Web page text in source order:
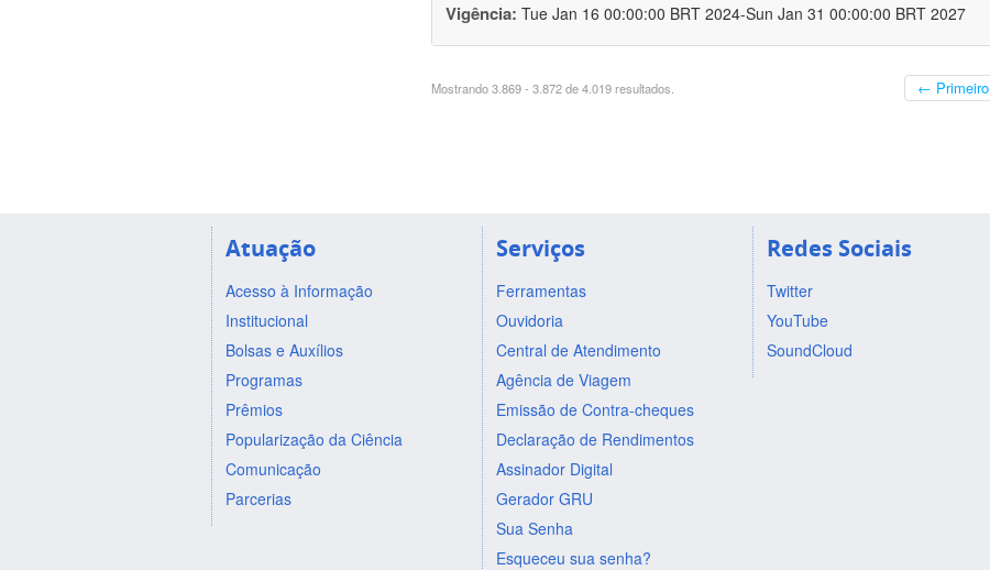
Vigência: Tue Jan 16 00:00:00 BRT 2024-Sun Jan 31 00:00:00 BRT 2027
Mostrando 3.869 - 3.872 de 4.019 resultados. ← Primeiro
Atuação
Acesso à Informação
Institucional
Bolsas e Auxílios
Programas
Prêmios
Popularização da Ciência
Comunicação
Parcerias
Serviços
Ferramentas
Ouvidoria
Central de Atendimento
Agência de Viagem
Emissão de Contra-cheques
Declaração de Rendimentos
Assinador Digital
Gerador GRU
Sua Senha
Esqueceu sua senha?
Redes Sociais
Twitter
YouTube
SoundCloud